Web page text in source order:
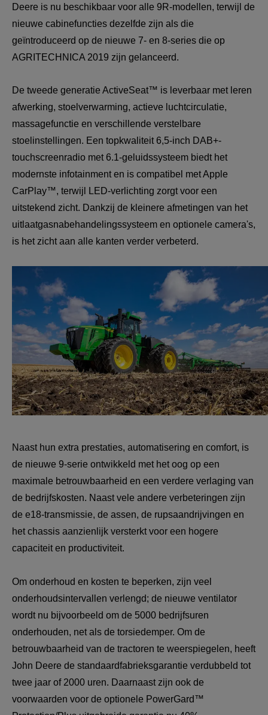
Deere is nu beschikbaar voor alle 9R-modellen, terwijl de
nieuwe cabinefuncties dezelfde zijn als die
geïntroduceerd op de nieuwe 7- en 8-series die op
AGRITECHNICA 2019 zijn gelanceerd.
De tweede generatie ActiveSeat™ is leverbaar met leren
afwerking, stoelverwarming, actieve luchtcirculatie,
massagefunctie en verschillende verstelbare
stoelinstellingen. Een topkwaliteit 6,5-inch DAB+-
touchscreenradio met 6.1-geluidssysteem biedt het
modernste infotainment en is compatibel met Apple
CarPlay™, terwijl LED-verlichting zorgt voor een
uitstekend zicht. Dankzij de kleinere afmetingen van het
uitlaatgasnabehandelingssysteem en optionele camera's,
is het zicht aan alle kanten verder verbeterd.
Naast hun extra prestaties, automatisering en comfort, is
de nieuwe 9-serie ontwikkeld met het oog op een
maximale betrouwbaarheid en een verdere verlaging van
de bedrijfskosten. Naast vele andere verbeteringen zijn
de e18-transmissie, de assen, de rupsaandrijvingen en
het chassis aanzienlijk versterkt voor een hogere
capaciteit en productiviteit.
Om onderhoud en kosten te beperken, zijn veel
onderhoudsintervallen verlengd; de nieuwe ventilator
wordt nu bijvoorbeeld om de 5000 bedrijfsuren
onderhouden, net als de torsiedemper. Om de
betrouwbaarheid van de tractoren te weerspiegelen, heeft
John Deere de standaardfabrieksgarantie verdubbeld tot
twee jaar of 2000 uren. Daarnaast zijn ook de
voorwaarden voor de optionele PowerGard™